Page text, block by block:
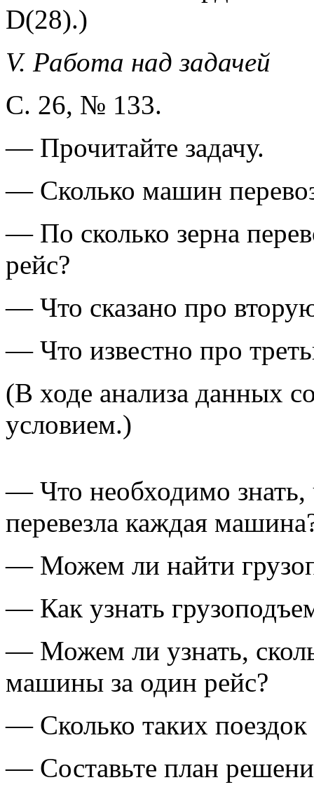
D(28).)
V. Работа над задачей
С. 26, № 133.
— Прочитайте задачу.
— Сколько машин
— По сколько зерна
рейс?
— Что сказано про
— Что известно про
(В ходе анализа данных
условием.)
— Что необходимо знать,
перевезла каждая
— Можем ли найти
— Как узнать
— Можем ли узнать,
машины за один рейс?
— Сколько таких
— Составьте план